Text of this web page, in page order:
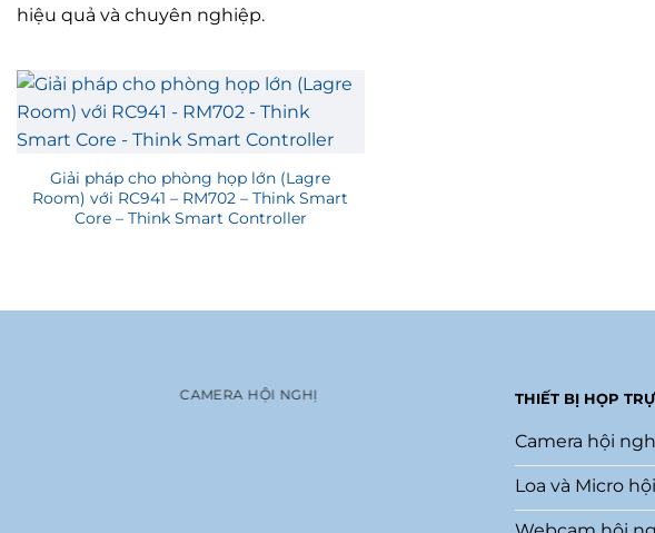
hiệu quả và chuyên nghiệp.
Giải pháp cho phòng họp lớn (Lagre
Room) với RC941 – RM702 – Think Smart
Core – Think Smart Controller
CAMERA HỘI NGHỊ THIẾT BỊ HỌP
Camera hội
Loa và Micro